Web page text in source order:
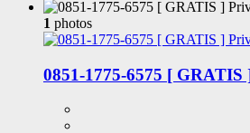
1 photos
0851-1775-6575 [